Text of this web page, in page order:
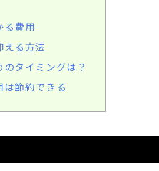
る費用
る方法
タイミングは？
節約できる